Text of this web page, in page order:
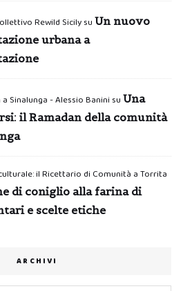
Rewild Sicilysu Un nuovo
urbana a
Sinalunga - Alessio Banini su Una
il Ramadan della comunità
il Ricettario di Comunità a Torrita
di coniglio alla farina di
e scelte etiche
ARCHIVI